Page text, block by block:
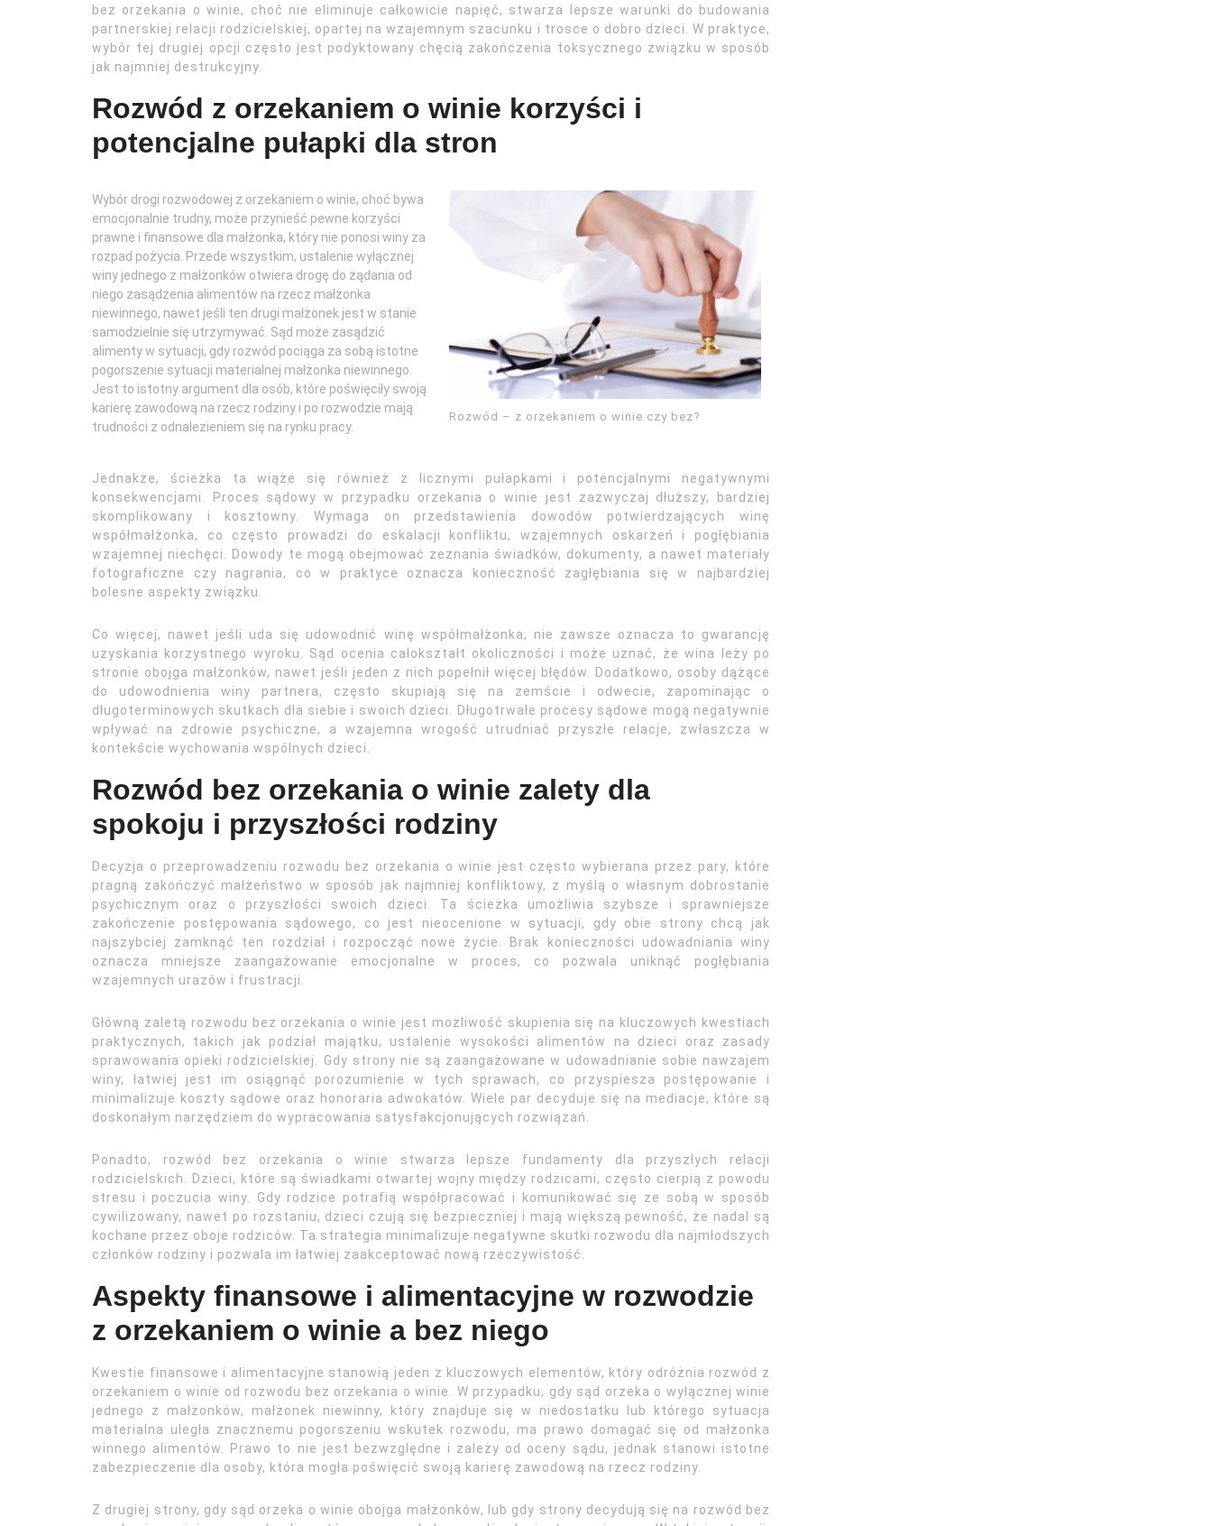
bez orzekania o winie, choć nie eliminuje całkowicie napięć, stwarza lepsze warunki do budowania
partnerskiej relacji rodzicielskiej, opartej na wzajemnym szacunku i trosce o dobro dzieci. W praktyce,
wybór tej drugiej opcji często jest podyktowany chęcią zakończenia toksycznego związku w sposób
jak najmniej destrukcyjny.
Rozwód z orzekaniem o winie korzyści i
potencjalne pułapki dla stron
Rozwód – z orzekaniem o winie czy bez?
Wybór drogi rozwodowej z orzekaniem o winie, choć bywa
emocjonalnie trudny, może przynieść pewne korzyści
prawne i finansowe dla małżonka, który nie ponosi winy za
rozpad pożycia. Przede wszystkim, ustalenie wyłącznej
winy jednego z małżonków otwiera drogę do żądania od
niego zasądzenia alimentów na rzecz małżonka
niewinnego, nawet jeśli ten drugi małżonek jest w stanie
samodzielnie się utrzymywać. Sąd może zasądzić
alimenty w sytuacji, gdy rozwód pociąga za sobą istotne
pogorszenie sytuacji materialnej małżonka niewinnego.
Jest to istotny argument dla osób, które poświęciły swoją
karierę zawodową na rzecz rodziny i po rozwodzie mają
trudności z odnalezieniem się na rynku pracy.
Jednakże, ścieżka ta wiąże się również z licznymi pułapkami i potencjalnymi negatywnymi
konsekwencjami. Proces sądowy w przypadku orzekania o winie jest zazwyczaj dłuższy, bardziej
skomplikowany i kosztowny. Wymaga on przedstawienia dowodów potwierdzających winę
współmałżonka, co często prowadzi do eskalacji konfliktu, wzajemnych oskarżeń i pogłębiania
wzajemnej niechęci. Dowody te mogą obejmować zeznania świadków, dokumenty, a nawet materiały
fotograficzne czy nagrania, co w praktyce oznacza konieczność zagłębiania się w najbardziej
bolesne aspekty związku.
Co więcej, nawet jeśli uda się udowodnić winę współmałżonka, nie zawsze oznacza to gwarancję
uzyskania korzystnego wyroku. Sąd ocenia całokształt okoliczności i może uznać, że wina leży po
stronie obojga małżonków, nawet jeśli jeden z nich popełnił więcej błędów. Dodatkowo, osoby dążące
do udowodnienia winy partnera, często skupiają się na zemście i odwecie, zapominając o
długoterminowych skutkach dla siebie i swoich dzieci. Długotrwałe procesy sądowe mogą negatywnie
wpływać na zdrowie psychiczne, a wzajemna wrogość utrudniać przyszłe relacje, zwłaszcza w
kontekście wychowania wspólnych dzieci.
Rozwód bez orzekania o winie zalety dla
spokoju i przyszłości rodziny
Decyzja o przeprowadzeniu rozwodu bez orzekania o winie jest często wybierana przez pary, które
pragną zakończyć małżeństwo w sposób jak najmniej konfliktowy, z myślą o własnym dobrostanie
psychicznym oraz o przyszłości swoich dzieci. Ta ścieżka umożliwia szybsze i sprawniejsze
zakończenie postępowania sądowego, co jest nieocenione w sytuacji, gdy obie strony chcą jak
najszybciej zamknąć ten rozdział i rozpocząć nowe życie. Brak konieczności udowadniania winy
oznacza mniejsze zaangażowanie emocjonalne w proces, co pozwala uniknąć pogłębiania
wzajemnych urazów i frustracji.
Główną zaletą rozwodu bez orzekania o winie jest możliwość skupienia się na kluczowych kwestiach
praktycznych, takich jak podział majątku, ustalenie wysokości alimentów na dzieci oraz zasady
sprawowania opieki rodzicielskiej. Gdy strony nie są zaangażowane w udowadnianie sobie nawzajem
winy, łatwiej jest im osiągnąć porozumienie w tych sprawach, co przyspiesza postępowanie i
minimalizuje koszty sądowe oraz honoraria adwokatów. Wiele par decyduje się na mediacje, które są
doskonałym narzędziem do wypracowania satysfakcjonujących rozwiązań.
Ponadto, rozwód bez orzekania o winie stwarza lepsze fundamenty dla przyszłych relacji
rodzicielskich. Dzieci, które są świadkami otwartej wojny między rodzicami, często cierpią z powodu
stresu i poczucia winy. Gdy rodzice potrafią współpracować i komunikować się ze sobą w sposób
cywilizowany, nawet po rozstaniu, dzieci czują się bezpieczniej i mają większą pewność, że nadal są
kochane przez oboje rodziców. Ta strategia minimalizuje negatywne skutki rozwodu dla najmłodszych
członków rodziny i pozwala im łatwiej zaakceptować nową rzeczywistość.
Aspekty finansowe i alimentacyjne w rozwodzie
z orzekaniem o winie a bez niego
Kwestie finansowe i alimentacyjne stanowią jeden z kluczowych elementów, który odróżnia rozwód z
orzekaniem o winie od rozwodu bez orzekania o winie. W przypadku, gdy sąd orzeka o wyłącznej winie
jednego z małżonków, małżonek niewinny, który znajduje się w niedostatku lub którego sytuacja
materialna uległa znacznemu pogorszeniu wskutek rozwodu, ma prawo domagać się od małżonka
winnego alimentów. Prawo to nie jest bezwzględne i zależy od oceny sądu, jednak stanowi istotne
zabezpieczenie dla osoby, która mogła poświęcić swoją karierę zawodową na rzecz rodziny.
Z drugiej strony, gdy sąd orzeka o winie obojga małżonków, lub gdy strony decydują się na rozwód bez